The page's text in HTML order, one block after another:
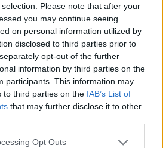
Please note that after your
you may continue seeing
on personal information utilized by
disclosed to third parties prior to
opt-out of the further
information by third parties on the
participants. This information may
to third parties on the IAB’s List of
that may further disclose it to other
app uses one or more Google
Opt Outs
Újpesten
pedig el is hunyt mérkőzés
brutális hőhullám sújtja hazánkat